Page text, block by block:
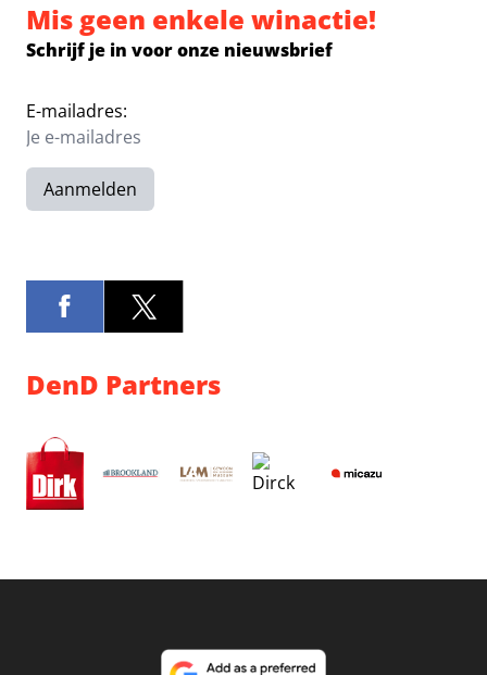
Mis geen enkele winactie!
Schrijf je in voor onze nieuwsbrief
E-mailadres:
Aanmelden
DenD Partners